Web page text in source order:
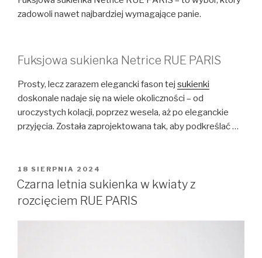
zadowoli nawet najbardziej wymagające panie.
Fuksjowa sukienka Netrice RUE PARIS
Prosty, lecz zarazem elegancki fason tej sukienki
doskonale nadaje się na wiele okoliczności – od
uroczystych kolacji, poprzez wesela, aż po eleganckie
przyjęcia. Została zaprojektowana tak, aby podkreślać …
OPUBLIKOWANE
W
18 SIERPNIA 2024
Czarna letnia sukienka w kwiaty z
rozcięciem RUE PARIS